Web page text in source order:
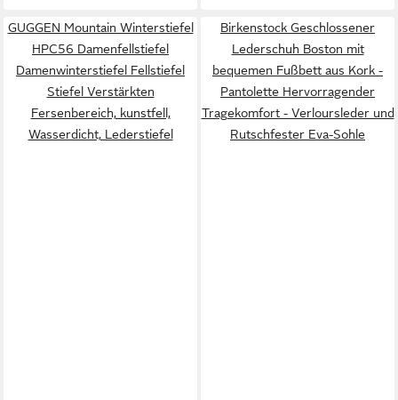
GUGGEN Mountain Winterstiefel
HPC56 Damenfellstiefel
Damenwinterstiefel Fellstiefel
Stiefel Verstärkten
Fersenbereich, kunstfell,
Wasserdicht, Lederstiefel
Birkenstock Geschlossener
Lederschuh Boston mit
bequemen Fußbett aus Kork -
Pantolette Hervorragender
Tragekomfort - Verloursleder und
Rutschfester Eva-Sohle